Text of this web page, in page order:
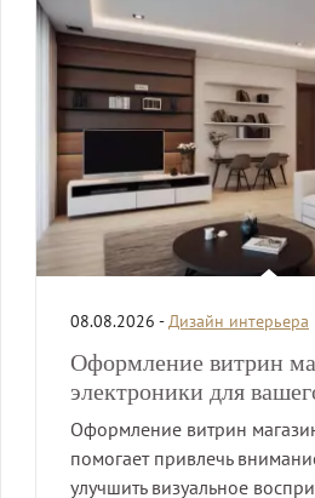
08.08.2026 -Дизайн интерьера
Оформление витрин
электроники для
Оформление витрин
помогает привлечь
улучшить визуальное